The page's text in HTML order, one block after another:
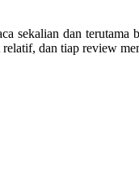
sekalian dan
dan tiap review